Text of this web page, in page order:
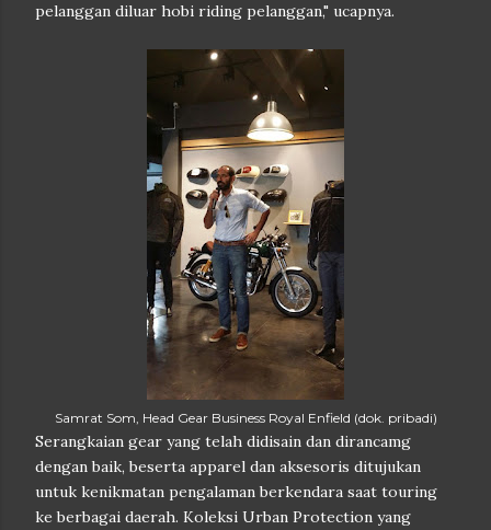
pelanggan diluar hobi riding pelanggan," ucapnya.
Samrat Som, Head Gear Business Royal Enfield (dok. pribadi)
Serangkaian gear yang telah didisain dan dirancamg
dengan baik, beserta apparel dan aksesoris ditujukan
untuk kenikmatan pengalaman berkendara saat touring
ke berbagai daerah. Koleksi Urban Protection yang